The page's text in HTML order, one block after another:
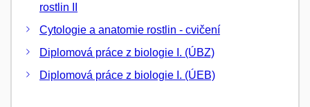
rostlin II
Cytologie a anatomie rostlin - cvičení
Diplomová práce z biologie I. (ÚBZ)
Diplomová práce z biologie I. (ÚEB)